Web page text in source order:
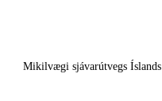
Mikilvægi sjávarútvegs Íslands